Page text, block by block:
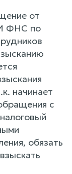
от
ФНС по
начинает
с
обязать